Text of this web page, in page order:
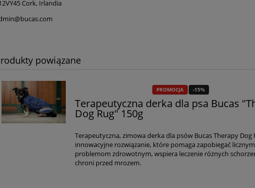
Cork, Irlandia
powiązane
PROMOCJA -15%
Terapeutyczna derka dla psa Bucas
Dog Rug" 150g
Terapeutyczna, zimowa derka dla psów Bucas Therapy Dog
innowacyjne rozwiązanie, które pomaga zapobiegać licznym
problemom zdrowotnym, wspiera leczenie różnych
chroni przed mrozem.